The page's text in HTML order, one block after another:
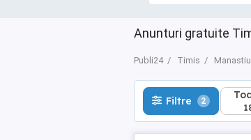
Anunturi gratuite
Publi24 Timis
Filtre 2